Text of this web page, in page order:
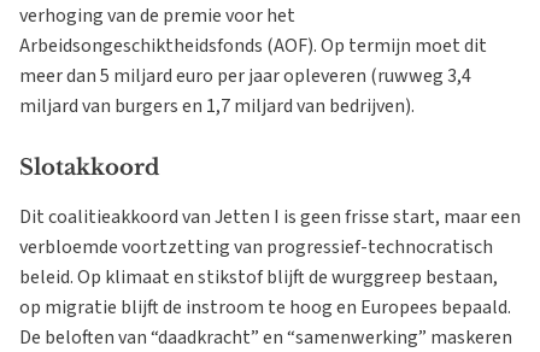
verhoging van de premie voor het
Arbeidsongeschiktheidsfonds (AOF). Op termijn moet dit
meer dan 5 miljard euro per jaar opleveren (ruwweg 3,4
miljard van burgers en 1,7 miljard van bedrijven).
Slotakkoord
Dit coalitieakkoord van Jetten I is geen frisse start, maar een
verbloemde voortzetting van progressief-technocratisch
beleid. Op klimaat en stikstof blijft de wurggreep bestaan,
op migratie blijft de instroom te hoog en Europees bepaald.
De beloften van “daadkracht” en “samenwerking” maskeren